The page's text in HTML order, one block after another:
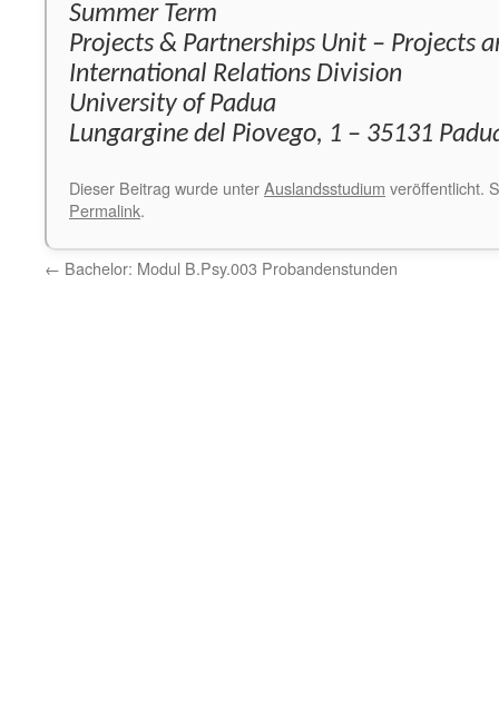
Summer Term
Projects & Partnerships Unit – Projects
International Relations Division
University of Padua
Lungargine del Piovego, 1 – 35131
Dieser Beitrag wurde unterAuslandsstudium veröffentlicht.
Permalink.
← Bachelor: Modul B.Psy.003 Probandenstunden